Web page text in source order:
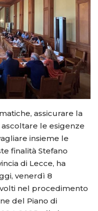
assicurare la
le esigenze
insieme le
finalità Stefano
di Lecce, ha
venerdì 8
nel procedimento
del Piano di